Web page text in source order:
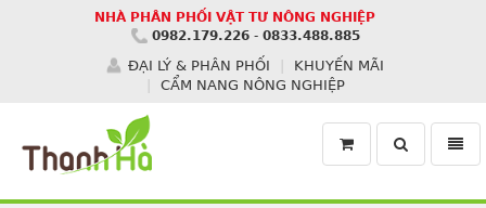
NHÀ PHÂN PHỐI VẬT TƯ NÔNG NGHIỆP
0982.179.226 - 0833.488.885
ĐẠI LÝ & PHÂN PHỐI
KHUYẾN MÃI
CẨM NANG NÔNG NGHIỆP
Toggle
search